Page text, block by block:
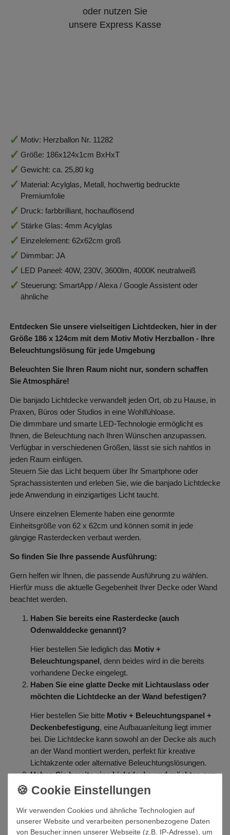
oder nutzen Sie
unsere Express Kasse
Motiv: Herzballon Nr. 11282
Größe: 186x124x1cm BxHxT
Gewicht: ca. 25,80 kg
Material: Acylglas, Metall, hochwertig bedruckte
Premiumfolie
Druck: farbbrilliant, hochauflösend
Stärke Glas: 4mm Acylglas
Einzelelement: 62x62cm groß
Dimmbar: JA
LED Paneel: 40W, 230V, 3600lm, 4000K neutralweiß
Steuerung: SmartApp / Alexa / Google Assistent oder
ähnliche
Entdecken Sie unsere vielseitigen Lichtdecken, hier in der
Größe 186 x 124cm mit dem Motiv Motiv Herzballon - Ihre
Beleuchtungslösung für jede Umgebung
Beleuchten Sie Ihren Raum nicht nur, sondern schaffen
Sie Atmosphäre!
Die banjado Lichtdecke verwandelt jeden Ort, ob zu Hause, in
Praxen, Büros oder Studios in eine Wohlfühloase.
Die dimmbare und smarte LED-Technologie ermöglicht es
Ihnen, die Beleuchtung nach Ihren Wünschen anzupassen.
Verfügbar in verschiedenen Größen, lässt sie sich nahtlos in
jeden Raum einfügen.
Steuern Sie das Licht bequem über Ihr Smartphone oder
Sprachassistenten und erleben Sie, wie die banjado Lichtdecke
jede Anwendung in einzigartiges Licht taucht.
Unsere einzelnen Elemente haben eine genormte
Einheitsgröße von 62 x 62cm und können somit in jede
gängige Rasterdecken verbaut werden.
So finden Sie Ihre passende Ausführung:
Gern helfen wir Ihnen, die passende Ausführung zu wählen.
Hierfür muss die aktuelle Gegebenheit Ihrer Decke oder Wand
beachtet werden.
Haben Sie bereits eine Rasterdecke (auch
Odenwalddecke genannt)?
Hier bestellen Sie lediglich das Motiv +
Beleuchtungspanel, denn beides wird in die bereits
vorhandene Decke eingelegt.
Haben Sie eine glatte Decke mit Lichtauslass oder
möchten die Lichtdecke an der Wand befestigen?
Hier bestellen Sie bitte Motiv + Beleuchtungspanel +
Deckenbefestigung, eine Aufbauanleitung liegt immer
bei. Die Lichtdecke kann sowohl an der Decke als auch
an der Wand montiert werden, perfekt für kreative
Lichtakzente oder alternative Beleuchtungslösungen.
Haben Sie bereits eine Lichtdecke und möchten nur
das Motiv wechseln?
denkbar einfach.
Wir verwenden Cookies und ähnliche Technologien auf
unserer Website und verarbeiten personenbezogene Daten
von Besucher:innen unserer Webseite (z.B. IP-Adresse), um